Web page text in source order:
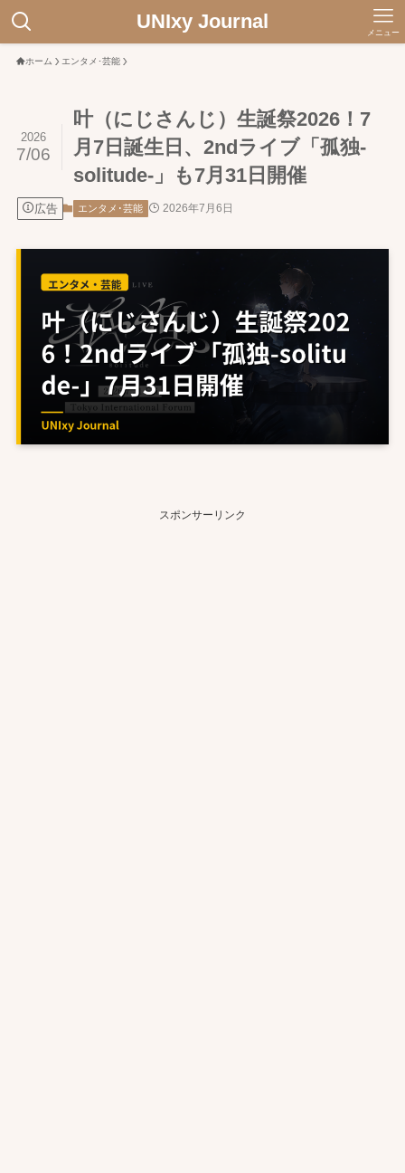
UNIxy Journal メニュー
ホーム エンタメ･芸能
叶（にじさんじ）生誕祭2026！7
月7日誕生日、2ndライブ「孤独-
solitude-」も7月31日開催
2026
7/06
広告 エンタメ･芸能 2026年7月6日
スポンサーリンク